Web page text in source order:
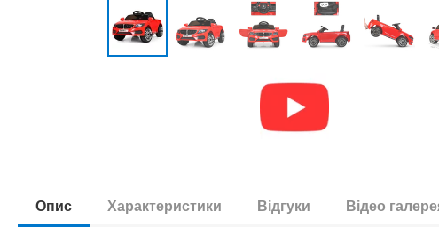
Опис Характеристики Відгуки Відео